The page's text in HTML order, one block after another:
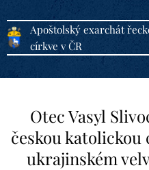
Apoštolský exarchát
církve v ČR
Otec Vasyl
českou
ukrajinském